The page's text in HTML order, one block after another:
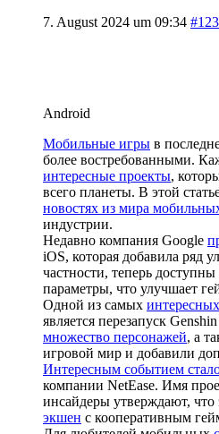
7. August 2024 um 09:34
Android
Мобильные игры в
более востребованными.
интересные проекты,
всего планеты. В этой
новостях из мира
индустрии.
Недавно компания Google
iOS, которая добавила ряд
частности, теперь
параметры, что улучшает
Одной из самых
является перезапуск
множество персонажей, а
игровой мир и добавили
Интересным событием
компании NetEase. Имя
инсайдеры утверждают, что
экшен с кооперативным